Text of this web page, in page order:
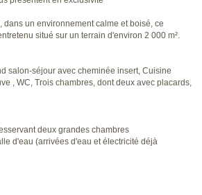
dans un environnement calme et boisé, ce
situé sur un terrain d'environ 2 000 m².
salon-séjour avec cheminée insert, Cuisine
, WC, Trois chambres, dont deux avec placards,
deux grandes chambres
d'eau (arrivées d'eau et électricité déjà